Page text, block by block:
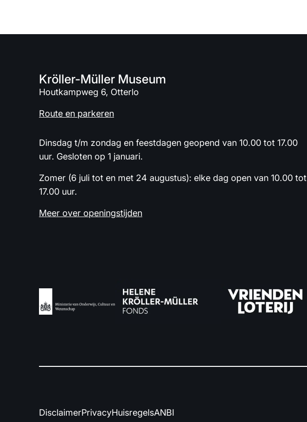
Kröller-Müller Museum
Houtkampweg 6, Otterlo
Route en parkeren
Dinsdag t/m zondag en feestdagen geopend van 10.00 tot 17.00
uur. Gesloten op 1 januari.
Zomer (6 juli tot en met 24 augustus): elke dag open van 10.00 tot
17.00 uur.
Meer over openingstijden
DisclaimerPrivacyHuisregelsANBI